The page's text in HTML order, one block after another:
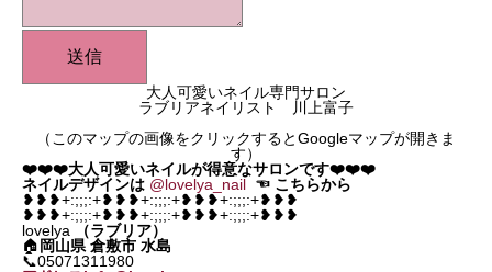
送信
大人可愛いネイル専門サロン
ラブリアネイリスト 川上富子
（このマップの画像をクリックするとGoogleマップが開きま
す）
❤️❤️❤️大人可愛いネイルが得意なサロンです❤️❤️❤️
ネイルデザインは @lovelya_nail ☜ こちらから
❥❥❥+:;;;:+❥❥❥+:;;;:+❥❥❥+:;;;:+❥❥❥
❥❥❥+:;;;:+❥❥❥+:;;;:+❥❥❥+:;;;:+❥❥❥
lovelya
（ラブリア）
🏠 岡山県 倉敷市 水島
📞05071311980